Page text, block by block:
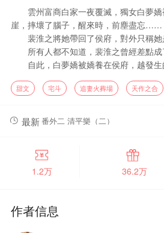
雲州富商白家一夜覆滅，獨女白夢嬌
崖，摔壞了腦子，醒來時，前塵盡忘……
裴淮之將她帶回了侯府，對外只稱她
所有人都不知道，裴淮之曾經差點成
自此，白夢嬌被嬌養在侯府，越發生
物，引得侯府混不吝的二公子覬覦……
卻不想上元節那日，裴淮之替白夢嬌
後來，裴淮之屢次試探，白夢嬌不敢
可當真瞧見白夢嬌與旁人調風弄月時
之，竟再也忍不住，將白夢嬌抵在牆上
甜文 宅斗 追妻火葬場 天作之合
最新番外二 清平樂（二）
1.2万 36.2万
作者信息
我的書架